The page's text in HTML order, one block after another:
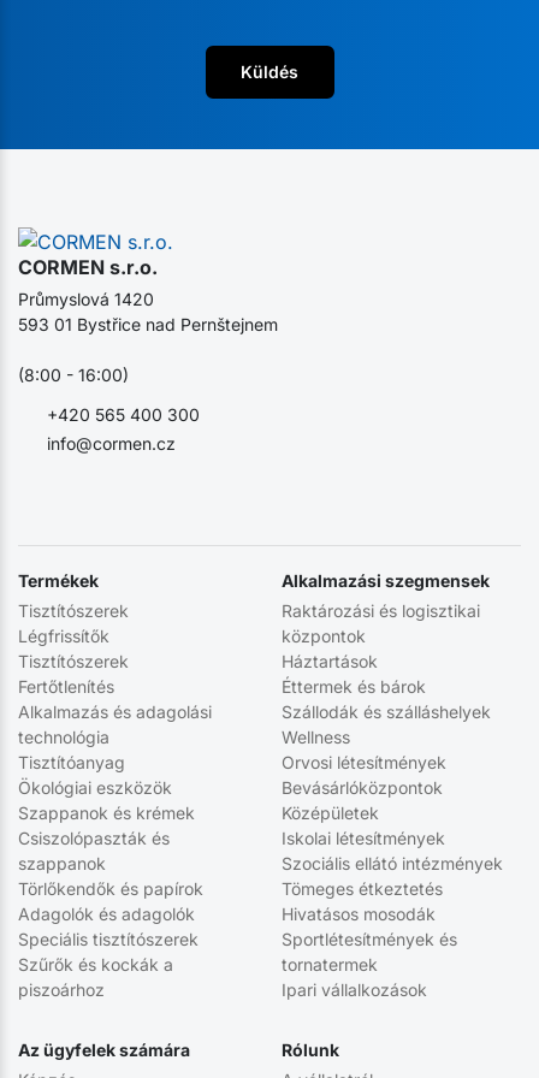
Küldés
CORMEN s.r.o.
info@cormen.cz
+420 565 400 300
Průmyslová 1420
593 01 Bystřice nad Pernštejnem
(8:00 - 16:00)
Termékek
Tisztítószerek
Légfrissítők
Tisztítószerek
Fertőtlenítés
Alkalmazás és adagolási
technológia
Tisztítóanyag
Ökológiai eszközök
Szappanok és krémek
Csiszolópaszták és
szappanok
Törlőkendők és papírok
Adagolók és adagolók
Speciális tisztítószerek
Szűrők és kockák a
piszoárhoz
Alkalmazási szegmensek
Raktározási és logisztikai
központok
Háztartások
Éttermek és bárok
Szállodák és szálláshelyek
Wellness
Orvosi létesítmények
Bevásárlóközpontok
Középületek
Iskolai létesítmények
Szociális ellátó intézmények
Tömeges étkeztetés
Hivatásos mosodák
Sportlétesítmények és
tornatermek
Ipari vállalkozások
Az ügyfelek számára
Rólunk